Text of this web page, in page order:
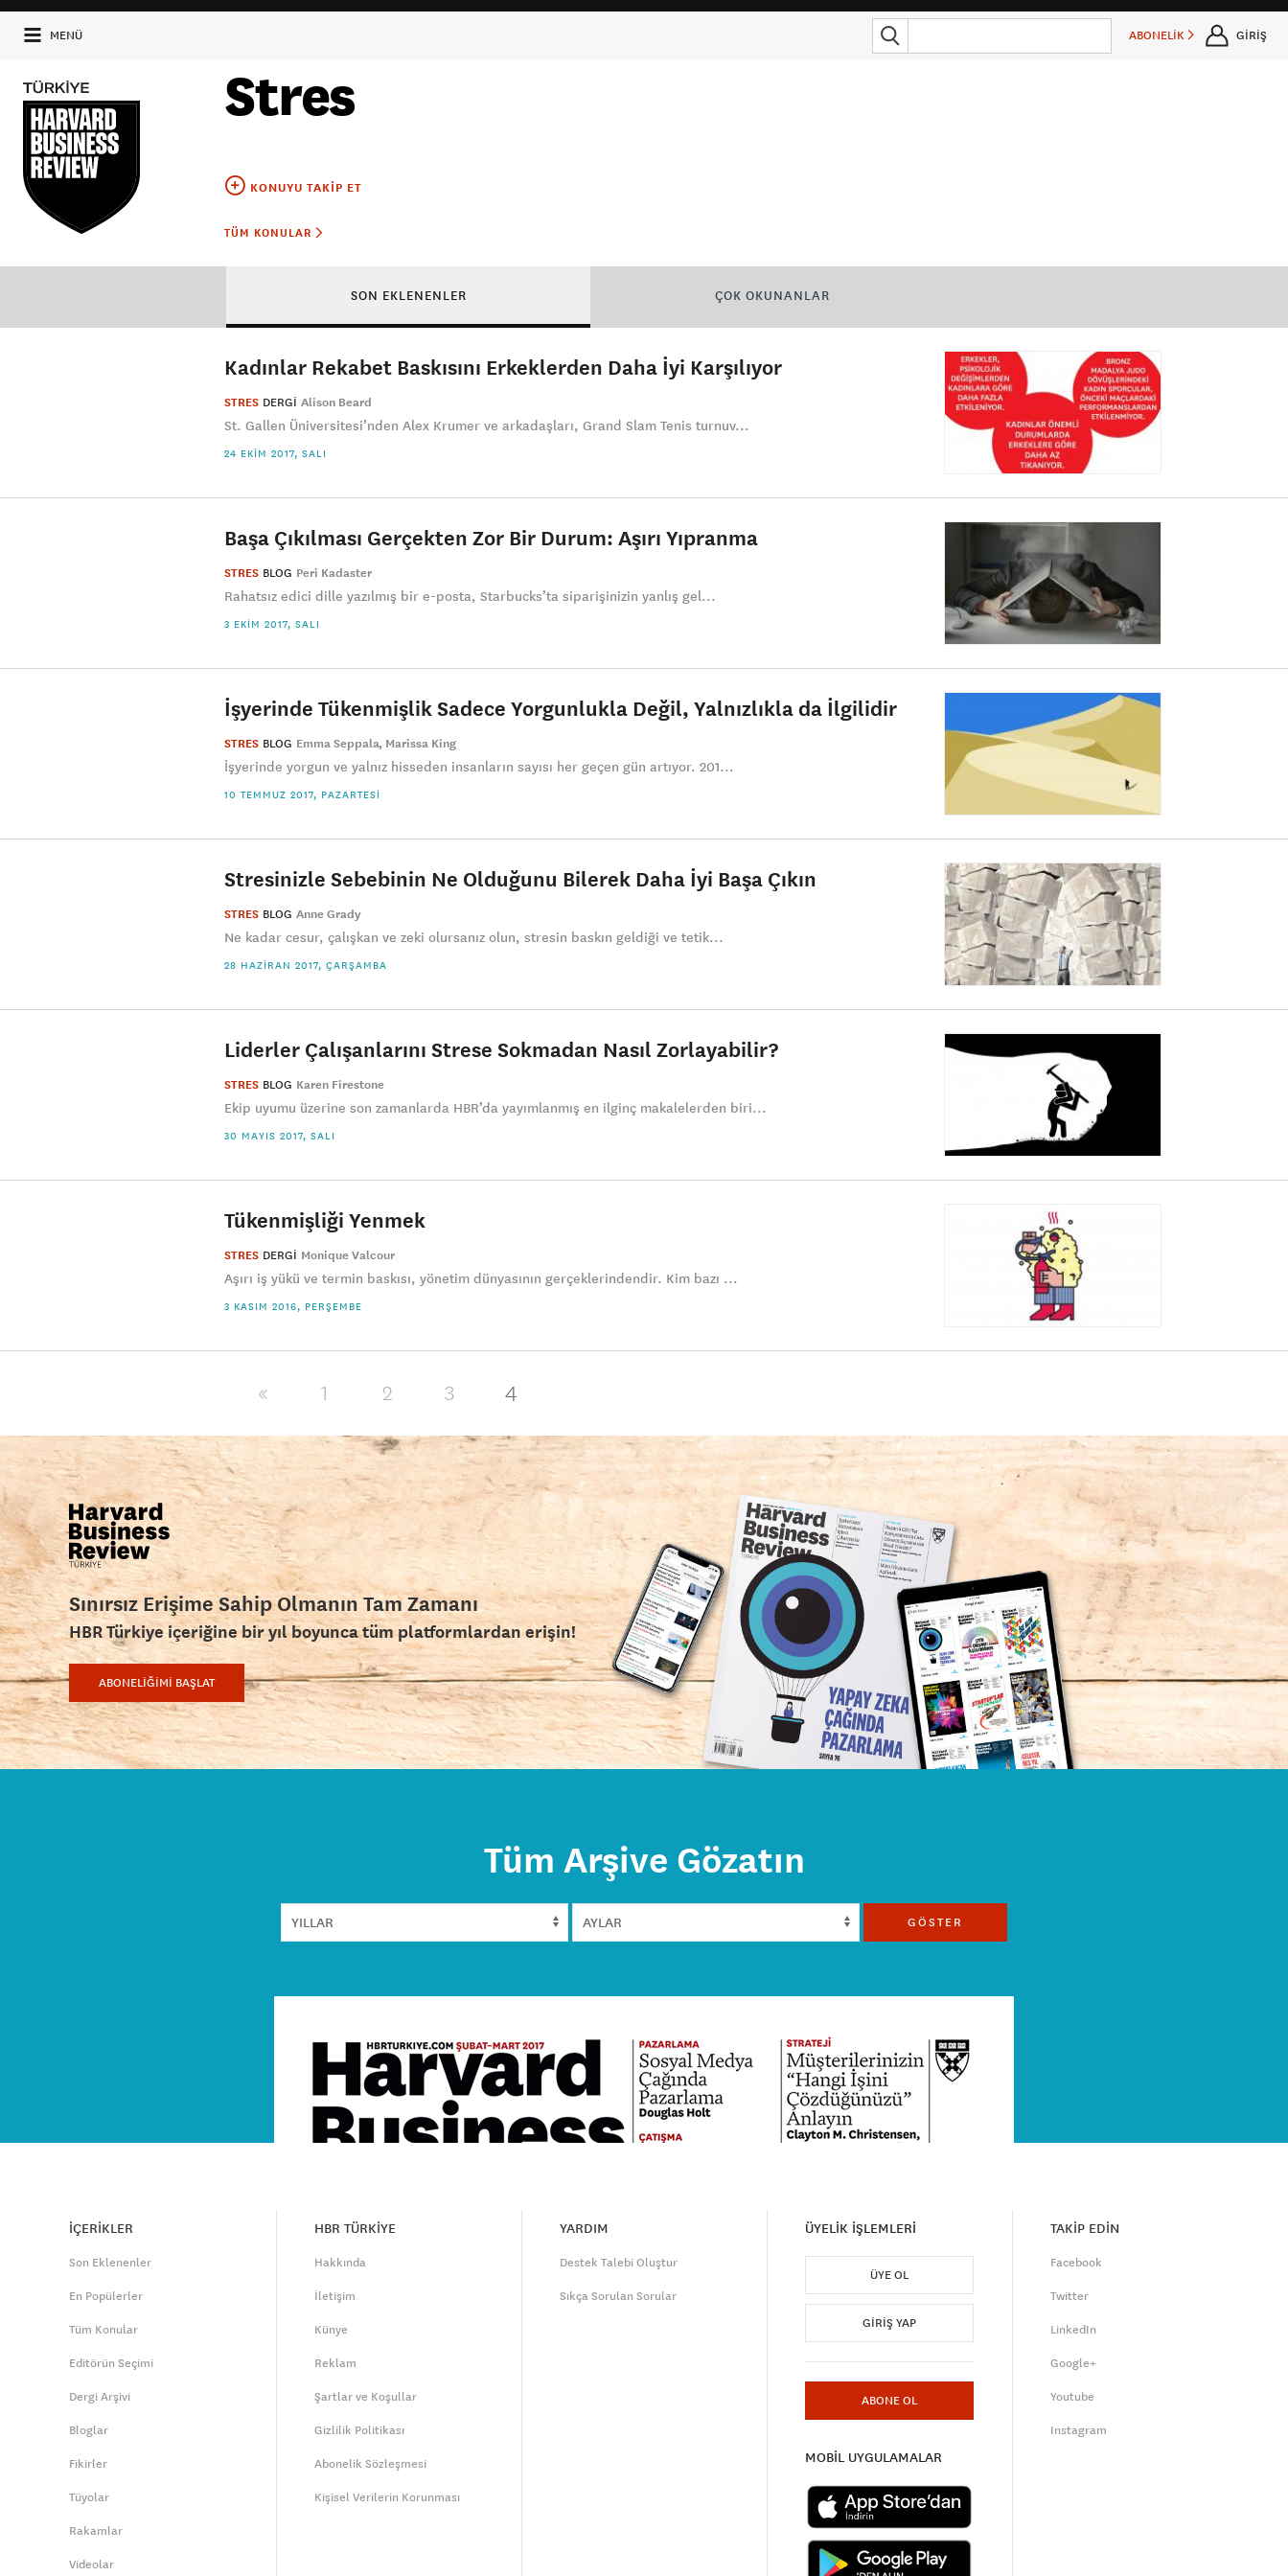
MENÜ ABONELİK GİRİŞ
Stres
KONUYU TAKIP ET
TÜM KONULAR
SON EKLENENLER ÇOK OKUNANLAR
Kadınlar Rekabet Baskısını Erkeklerden Daha İyi Karşılıyor
STRES DERGI Alison Beard
St. Gallen Üniversitesi’nden Alex Krumer ve arkadaşları, Grand Slam Tenis turnuv...
24 EKIM 2017, SALI
Başa Çıkılması Gerçekten Zor Bir Durum: Aşırı Yıpranma
STRES BLOG Peri Kadaster
Rahatsız edici dille yazılmış bir e-posta, Starbucks’ta siparişinizin yanlış gel...
3 EKIM 2017, SALI
İşyerinde Tükenmişlik Sadece Yorgunlukla Değil, Yalnızlıkla da İlgilidir
STRES BLOG Emma Seppala Marissa King
İşyerinde yorgun ve yalnız hisseden insanların sayısı her geçen gün artıyor. 201...
10 TEMMUZ 2017, PAZARTESI
Stresinizle Sebebinin Ne Olduğunu Bilerek Daha İyi Başa Çıkın
STRES BLOG Anne Grady
Ne kadar cesur, çalışkan ve zeki olursanız olun, stresin baskın geldiği ve tetik...
28 HAZIRAN 2017, ÇARŞAMBA
Liderler Çalışanlarını Strese Sokmadan Nasıl Zorlayabilir?
STRES BLOG Karen Firestone
Ekip uyumu üzerine son zamanlarda HBR’da yayımlanmış en ilginç makalelerden biri...
30 MAYIS 2017, SALI
Tükenmişliği Yenmek
STRES DERGI Monique Valcour
Aşırı iş yükü ve termin baskısı, yönetim dünyasının gerçeklerindendir. Kim bazı ...
3 KASIM 2016, PERŞEMBE
« 1 2 3 4
Sınırsız Erişime Sahip Olmanın Tam Zamanı
HBR Türkiye içeriğine bir yıl boyunca tüm platformlardan erişin!
ABONELİĞİMİ BAŞLAT
Tüm Arşive Gözatın
GÖSTER
İÇERİKLER
Son Eklenenler
En Popülerler
Tüm Konular
Editörün Seçimi
Dergi Arşivi
Bloglar
Fikirler
Tüyolar
Rakamlar
Videolar
HBR TÜRKİYE
Hakkında
İletişim
Künye
Reklam
Şartlar ve Koşullar
Gizlilik Politikası
Abonelik Sözleşmesi
Kişisel Verilerin Korunması
YARDIM
Destek Talebi Oluştur
Sıkça Sorulan Sorular
ÜYELİK İŞLEMLERİ
ÜYE OL
GIRIŞ YAP
ABONE OL
MOBİL UYGULAMALAR
TAKİP EDİN
Facebook
Twitter
LinkedIn
Google+
Youtube
Instagram